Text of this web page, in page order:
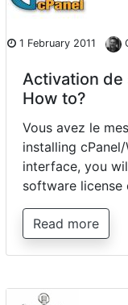
1 February 2011
Activation de
How to?
Vous avez le
installing
interface, you
software license
Read more